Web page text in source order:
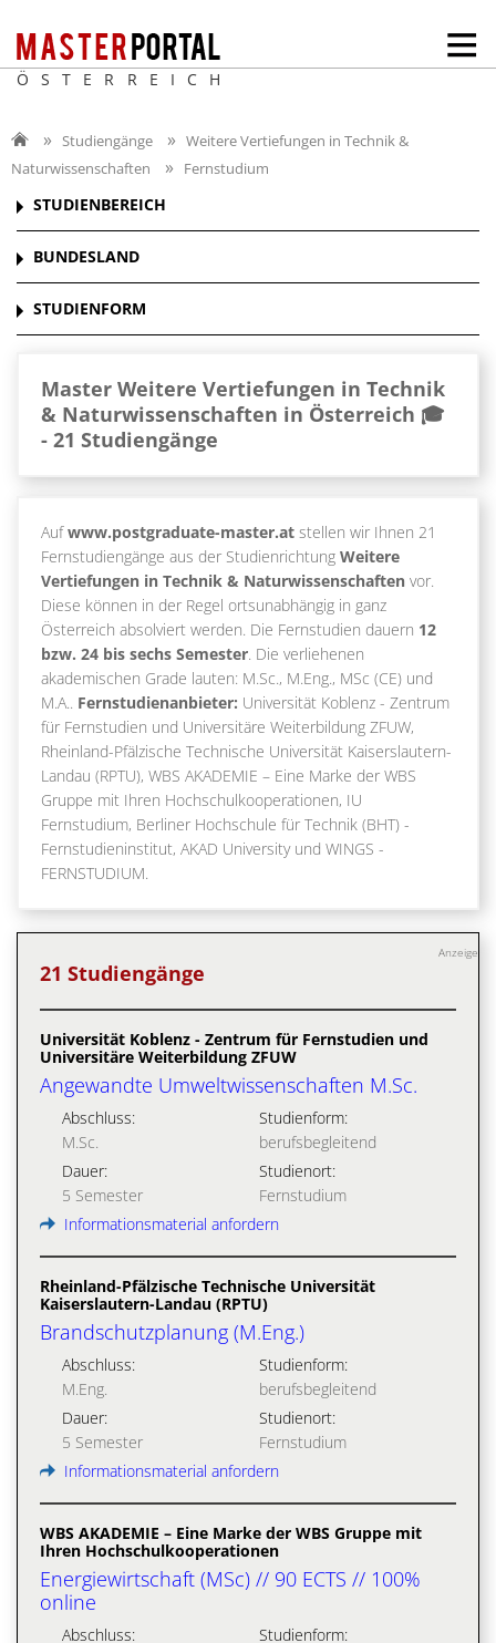
ÖSTERREICH
Studiengänge
Weitere Vertiefungen in Technik &
Naturwissenschaften
Fernstudium
STUDIENBEREICH
BUNDESLAND
STUDIENFORM
Master Weitere Vertiefungen in Technik
& Naturwissenschaften in Österreich 🎓
- 21 Studiengänge
Aufwww.postgraduate-master.at stellen wir Ihnen 21
Fernstudiengänge aus der Studienrichtung Weitere
Vertiefungen in Technik & Naturwissenschaften vor.
Diese können in der Regel ortsunabhängig in ganz
Österreich absolviert werden. Die Fernstudien dauern 12
bzw. 24 bis sechs Semester. Die verliehenen
akademischen Grade lauten: M.Sc., M.Eng., MSc (CE) und
M.A.. Fernstudienanbieter: Universität Koblenz - Zentrum
für Fernstudien und Universitäre Weiterbildung ZFUW,
Rheinland-Pfälzische Technische Universität Kaiserslautern-
Landau (RPTU), WBS AKADEMIE – Eine Marke der WBS
Gruppe mit Ihren Hochschulkooperationen, IU
Fernstudium, Berliner Hochschule für Technik (BHT) -
Fernstudieninstitut, AKAD University und WINGS -
FERNSTUDIUM.
Anzeige
21 Studiengänge
Universität Koblenz - Zentrum für Fernstudien und
Universitäre Weiterbildung ZFUW
Angewandte Umweltwissenschaften M.Sc.
Abschluss:
M.Sc.
Studienform:
berufsbegleitend
Dauer:
5 Semester
Studienort:
Fernstudium
Informationsmaterial anfordern
Rheinland-Pfälzische Technische Universität
Kaiserslautern-Landau (RPTU)
Brandschutzplanung (M.Eng.)
Abschluss:
M.Eng.
Studienform:
berufsbegleitend
Dauer:
5 Semester
Studienort:
Fernstudium
Informationsmaterial anfordern
WBS AKADEMIE – Eine Marke der WBS Gruppe mit
Ihren Hochschulkooperationen
Energiewirtschaft (MSc) // 90 ECTS // 100%
online
Abschluss:
Studienform: